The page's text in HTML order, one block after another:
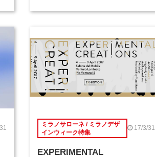
ミラノサローネ / ミラノデザ
インウィーク特集
17/3/31
EXPERIMENTAL